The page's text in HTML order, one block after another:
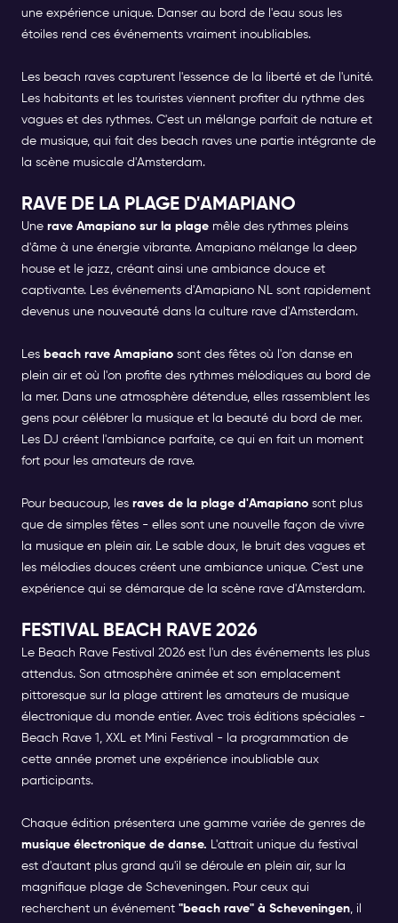
une expérience unique. Danser au bord de l'eau sous les
étoiles rend ces événements vraiment inoubliables.
Les beach raves capturent l'essence de la liberté et de l'unité.
Les habitants et les touristes viennent profiter du rythme des
vagues et des rythmes. C'est un mélange parfait de nature et
de musique, qui fait des beach raves une partie intégrante de
la scène musicale d'Amsterdam.
RAVE DE LA PLAGE D'AMAPIANO
Une rave Amapiano sur la plage mêle des rythmes pleins
d'âme à une énergie vibrante. Amapiano mélange la deep
house et le jazz, créant ainsi une ambiance douce et
captivante. Les événements d'Amapiano NL sont rapidement
devenus une nouveauté dans la culture rave d'Amsterdam.
Les beach rave Amapiano sont des fêtes où l'on danse en
plein air et où l'on profite des rythmes mélodiques au bord de
la mer. Dans une atmosphère détendue, elles rassemblent les
gens pour célébrer la musique et la beauté du bord de mer.
Les DJ créent l'ambiance parfaite, ce qui en fait un moment
fort pour les amateurs de rave.
Pour beaucoup, les raves de la plage d'Amapiano sont plus
que de simples fêtes - elles sont une nouvelle façon de vivre
la musique en plein air. Le sable doux, le bruit des vagues et
les mélodies douces créent une ambiance unique. C'est une
expérience qui se démarque de la scène rave d'Amsterdam.
FESTIVAL BEACH RAVE 2026
Le Beach Rave Festival 2026 est l'un des événements les plus
attendus. Son atmosphère animée et son emplacement
pittoresque sur la plage attirent les amateurs de musique
électronique du monde entier. Avec trois éditions spéciales -
Beach Rave 1, XXL et Mini Festival - la programmation de
cette année promet une expérience inoubliable aux
participants.
Chaque édition présentera une gamme variée de genres de
musique électronique de danse. L'attrait unique du festival
est d'autant plus grand qu'il se déroule en plein air, sur la
magnifique plage de Scheveningen. Pour ceux qui
recherchent un événement "beach rave" à Scheveningen, il